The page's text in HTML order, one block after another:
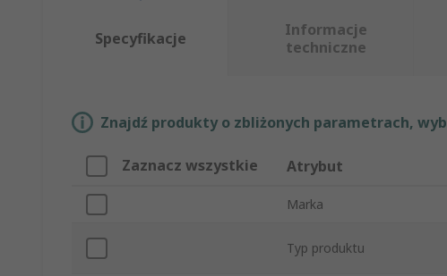
Specyfikacje
Informacje
techniczne
Znajdź produkty o zbliżonych parametrach,
Zaznacz wszystkie Atrybut
Marka
Typ produktu